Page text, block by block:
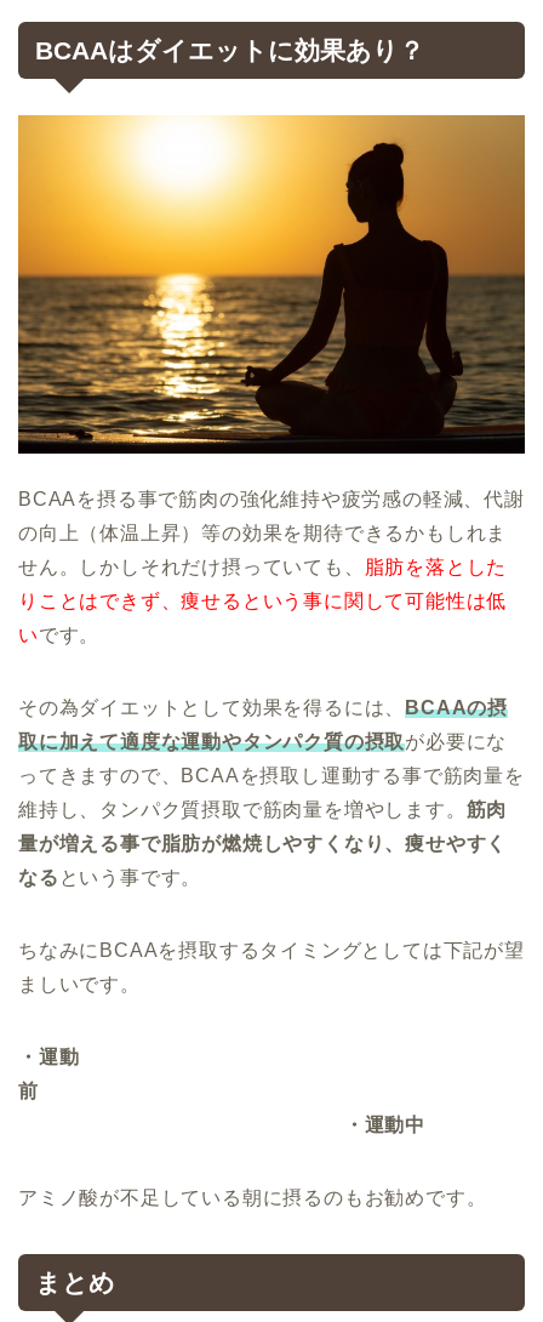
BCAAはダイエットに効果あり？
BCAAを摂る事で筋肉の強化維持や疲労感の軽減、代謝
の向上（体温上昇）等の効果を期待できるかもしれま
せん。しかしそれだけ摂っていても、
脂肪を落とした
りことはできず、痩せるという事に関して可能性は低
いです。
その為ダイエットとして効果を得るには、BCAAの摂
取に加えて適度な運動やタンパク質の摂取が必要にな
ってきますので、BCAAを摂取し運動する事で筋肉量を
維持し、タンパク質摂取で筋肉量を増やします。 筋肉
量が増える事で脂肪が燃焼しやすくなり、痩せやすく
なる という事です。
ちなみにBCAAを摂取するタイミングとしては下記が望
ましいです。
・運動
前
・運動中
アミノ酸が不足している朝に摂るのもお勧めです。
まとめ